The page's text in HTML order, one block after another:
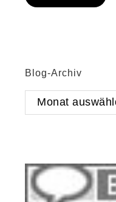
Blog-Archiv
Blog-
Archiv